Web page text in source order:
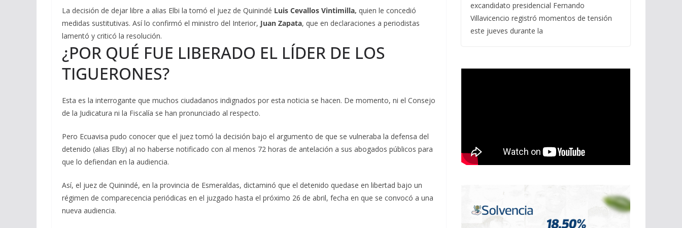
La decisión de dejar libre a alias Elbi la tomó el juez de Quinindé Luis Cevallos Vintimilla, quien le concedió
medidas sustitutivas. Así lo confirmó el ministro del Interior, Juan Zapata, que en declaraciones a periodistas
lamentó y criticó la resolución.
¿POR QUÉ FUE LIBERADO EL LÍDER DE LOS
TIGUERONES?
Esta es la interrogante que muchos ciudadanos indignados por esta noticia se hacen. De momento, ni el Consejo
de la Judicatura ni la Fiscalía se han pronunciado al respecto.
Pero Ecuavisa pudo conocer que el juez tomó la decisión bajo el argumento de que se vulneraba la defensa del
detenido (alias Elby) al no haberse notificado con al menos 72 horas de antelación a sus abogados públicos para
que lo defiendan en la audiencia.
Así, el juez de Quinindé, en la provincia de Esmeraldas, dictaminó que el detenido quedase en libertad bajo un
régimen de comparecencia periódicas en el juzgado hasta el próximo 26 de abril, fecha en que se convocó a una
nueva audiencia.
excandidato presidencial Fernando
Villavicencio registró momentos de tensión
este jueves durante la